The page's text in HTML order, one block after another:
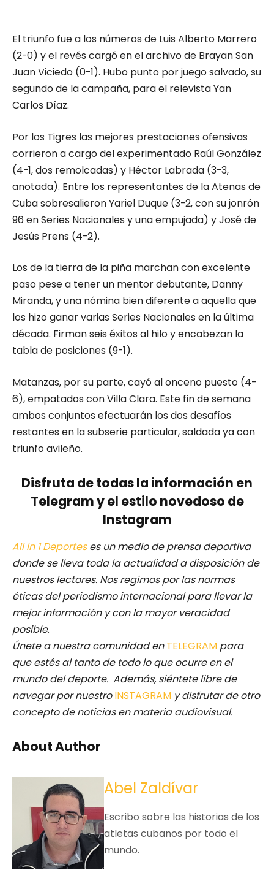
El triunfo fue a los números de Luis Alberto Marrero
(2-0) y el revés cargó en el archivo de Brayan San
Juan Viciedo (0-1). Hubo punto por juego salvado, su
segundo de la campaña, para el relevista Yan
Carlos Díaz.
Por los Tigres las mejores prestaciones ofensivas
corrieron a cargo del experimentado Raúl González
(4-1, dos remolcadas) y Héctor Labrada (3-3,
anotada). Entre los representantes de la Atenas de
Cuba sobresalieron Yariel Duque (3-2, con su jonrón
96 en Series Nacionales y una empujada) y José de
Jesús Prens (4-2).
Los de la tierra de la piña marchan con excelente
paso pese a tener un mentor debutante, Danny
Miranda, y una nómina bien diferente a aquella que
los hizo ganar varias Series Nacionales en la última
década. Firman seis éxitos al hilo y encabezan la
tabla de posiciones (9-1).
Matanzas, por su parte, cayó al onceno puesto (4-
6), empatados con Villa Clara. Este fin de semana
ambos conjuntos efectuarán los dos desafíos
restantes en la subserie particular, saldada ya con
triunfo avileño.
Disfruta de todas la información en
Telegram y el estilo novedoso de
Instagram
All in 1 Deporteses un medio de prensa deportiva
donde se lleva toda la actualidad a disposición de
nuestros lectores. Nos regimos por las normas
éticas del periodismo internacional para llevar la
mejor información y con la mayor veracidad
posible.
Únete a nuestra comunidad enTELEGRAM para
que estés al tanto de todo lo que ocurre en el
mundo del deporte. Además, siéntete libre de
navegar por nuestro INSTAGRAM y disfrutar de otro
concepto de noticias en materia audiovisual.
About Author
Abel Zaldívar
Escribo sobre las historias de los
atletas cubanos por todo el
mundo.